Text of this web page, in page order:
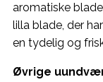
aromatiske
lilla blade, der
en tydelig og
Øvrige